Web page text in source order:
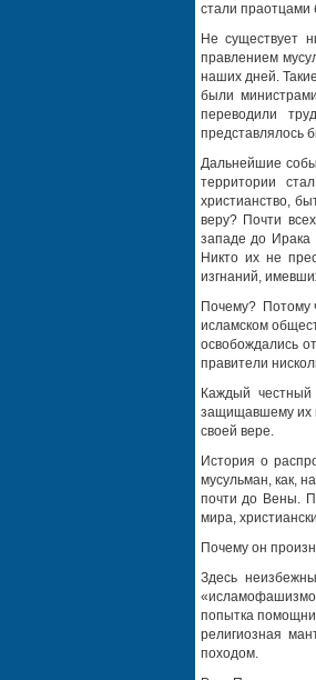
стали
Не существует
правлением
наших дней.
были
переводили
представлялось
Дальнейшие
территории
христианство,
веру? Почти
западе до Ирака
Никто их не
изгнаний,
Почему? Потому
исламском
освобождались
правители
Каждый
защищавшему их
своей вере.
История о
мусульман, как,
почти до Вены.
мира,
Почему он
Здесь
попытка
религиозная
походом.